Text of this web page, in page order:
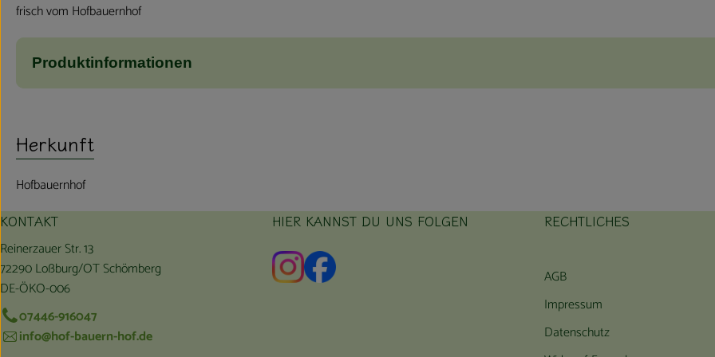
frisch vom Hofbauernhof
Produktinformationen
Herkunft
Hofbauernhof
KONTAKT
Reinerzauer Str. 13
72290 Loßburg/OT Schömberg
DE-ÖKO-006
07446-916047
info@hof-bauern-hof.de
HIER KANNST DU UNS FOLGEN
Externer Link zu https://www.instagram.com/hofbauernhof/
Externer Link zu https://www.facebook.com/farmfarmersfarm
RECHTLICHES
AGB
Impressum
Datenschutz